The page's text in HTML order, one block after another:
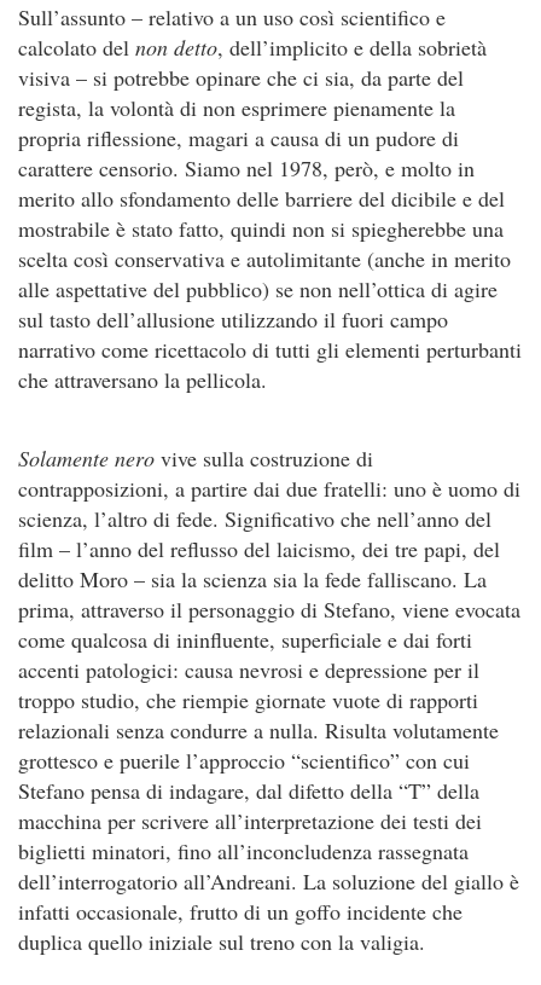
Sull’assunto – relativo a un uso così scientifico e
calcolato del non detto, dell’implicito e della sobrietà
visiva – si potrebbe opinare che ci sia, da parte del
regista, la volontà di non esprimere pienamente la
propria riflessione, magari a causa di un pudore di
carattere censorio. Siamo nel 1978, però, e molto in
merito allo sfondamento delle barriere del dicibile e del
mostrabile è stato fatto, quindi non si spiegherebbe una
scelta così conservativa e autolimitante (anche in merito
alle aspettative del pubblico) se non nell’ottica di agire
sul tasto dell’allusione utilizzando il fuori campo
narrativo come ricettacolo di tutti gli elementi perturbanti
che attraversano la pellicola.
Solamente nero vive sulla costruzione di
contrapposizioni, a partire dai due fratelli: uno è uomo di
scienza, l’altro di fede. Significativo che nell’anno del
film – l’anno del reflusso del laicismo, dei tre papi, del
delitto Moro – sia la scienza sia la fede falliscano. La
prima, attraverso il personaggio di Stefano, viene evocata
come qualcosa di ininfluente, superficiale e dai forti
accenti patologici: causa nevrosi e depressione per il
troppo studio, che riempie giornate vuote di rapporti
relazionali senza condurre a nulla. Risulta volutamente
grottesco e puerile l’approccio “scientifico” con cui
Stefano pensa di indagare, dal difetto della “T” della
macchina per scrivere all’interpretazione dei testi dei
biglietti minatori, fino all’inconcludenza rassegnata
dell’interrogatorio all’Andreani. La soluzione del giallo è
infatti occasionale, frutto di un goffo incidente che
duplica quello iniziale sul treno con la valigia.